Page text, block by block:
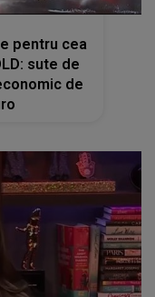
pentru cea
sute de
de